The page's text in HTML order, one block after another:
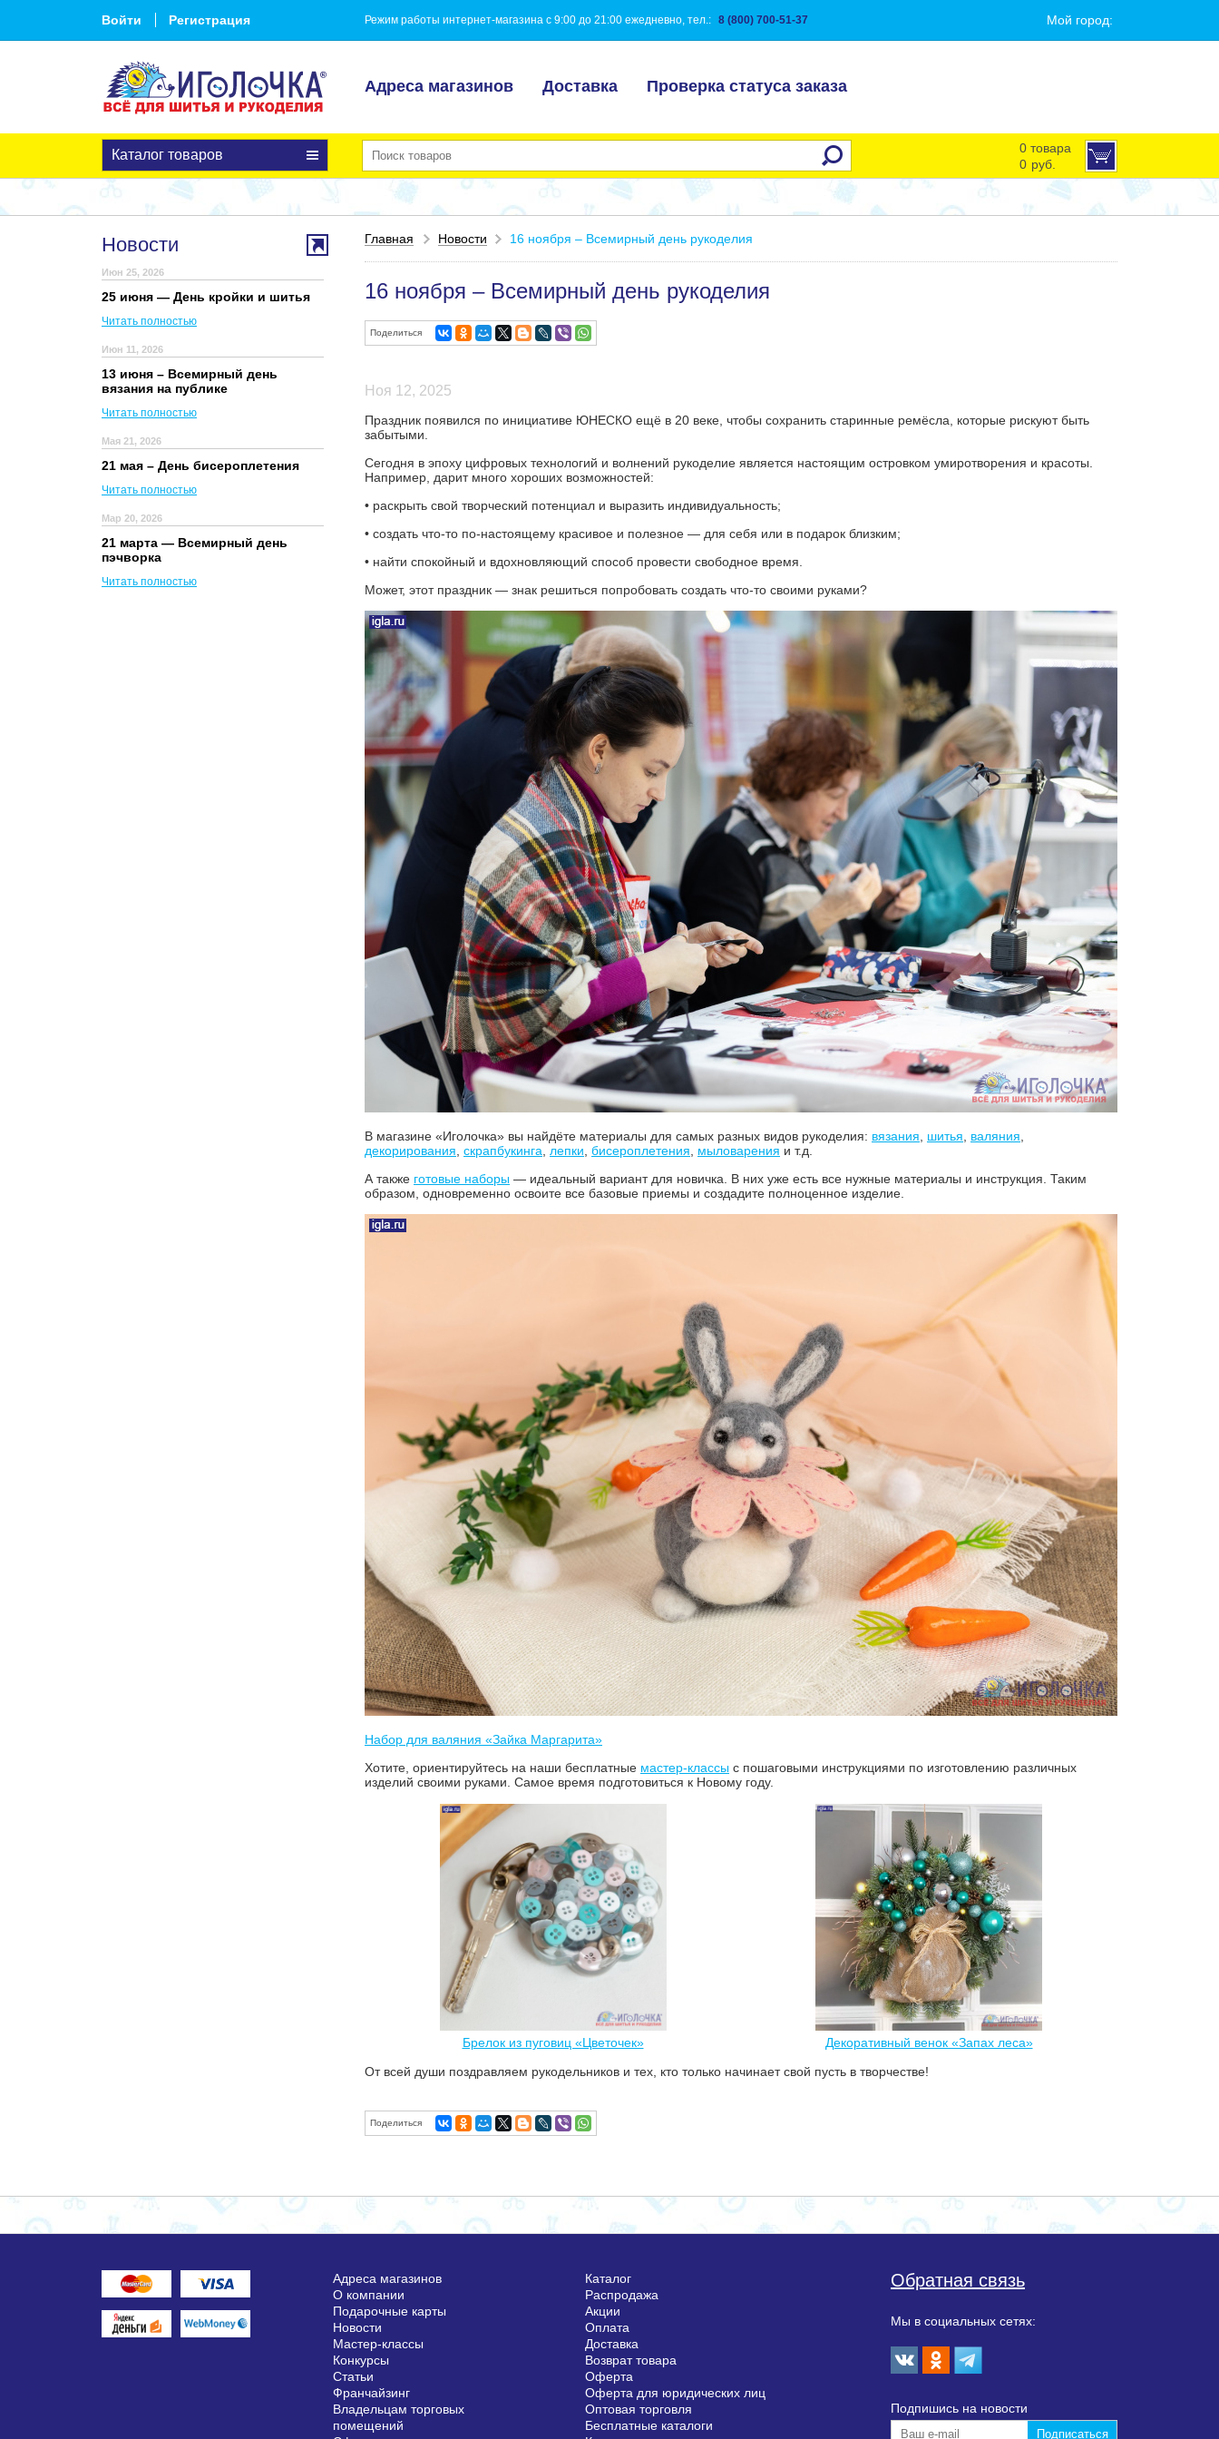
Войти Регистрация Режим работы интернет-магазина с 9:00 до 21:00 ежедневно, тел.: 8 (800) 700-51-37 Мой город:
Адреса магазинов Доставка Проверка статуса заказа
Каталог товаров
0 товара
0 руб.
Новости
Июн 25, 2026
25 июня — День кройки и шитья
Читать полностью
Июн 11, 2026
13 июня – Всемирный день
вязания на публике
Читать полностью
Мая 21, 2026
21 мая – День бисероплетения
Читать полностью
Мар 20, 2026
21 марта — Всемирный день
пэчворка
Читать полностью
Главная Новости 16 ноября – Всемирный день рукоделия
16 ноября – Всемирный день рукоделия
Поделиться
Ноя 12, 2025
Праздник появился по инициативе ЮНЕСКО ещё в 20 веке, чтобы сохранить старинные ремёсла, которые рискуют быть
забытыми.
Сегодня в эпоху цифровых технологий и волнений рукоделие является настоящим островком умиротворения и красоты.
Например, дарит много хороших возможностей:
• раскрыть свой творческий потенциал и выразить индивидуальность;
• создать что‑то по‑настоящему красивое и полезное — для себя или в подарок близким;
• найти спокойный и вдохновляющий способ провести свободное время.
Может, этот праздник — знак решиться попробовать создать что-то своими руками?
В магазине «Иголочка» вы найдёте материалы для самых разных видов рукоделия: вязания шитья валяния
декорирования скрапбукинга лепки бисероплетения мыловарения и т.д.
А также готовые наборы — идеальный вариант для новичка. В них уже есть все нужные материалы и инструкция. Таким
образом, одновременно освоите все базовые приемы и создадите полноценное изделие.
Набор для валяния «Зайка Маргарита»
Хотите, ориентируйтесь на наши бесплатные мастер-классы с пошаговыми инструкциями по изготовлению различных
изделий своими руками. Самое время подготовиться к Новому году.
Брелок из пуговиц «Цветочек»
Декоративный венок «Запах леса»
От всей души поздравляем рукодельников и тех, кто только начинает свой пусть в творчестве!
Поделиться
Адреса магазинов
О компании
Подарочные карты
Новости
Мастер-классы
Конкурсы
Статьи
Франчайзинг
Владельцам торговых
помещений
Каталог
Распродажа
Акции
Оплата
Доставка
Возврат товара
Оферта
Оферта для юридических лиц
Оптовая торговля
Бесплатные каталоги
Обратная связь
Мы в социальных сетях:
Подпишиcь на новости